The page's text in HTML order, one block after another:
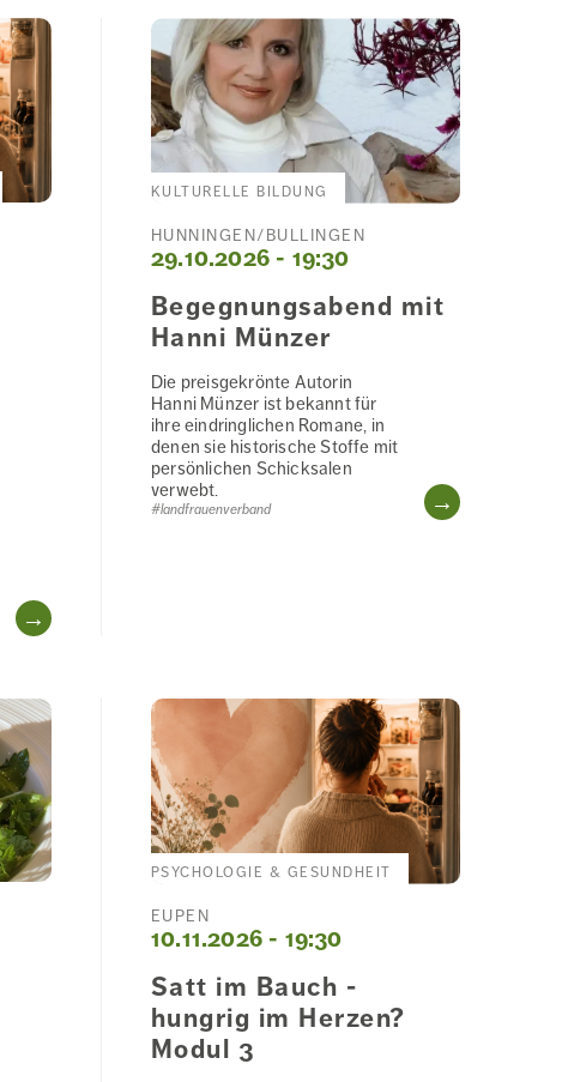
KULTURELLE BILDUNG
HÜNNINGEN/BÜLLINGEN
29.10.2026 - 19:30
Begegnungsabend mit
Hanni Münzer
Die preisgekrönte Autorin
Hanni Münzer ist bekannt für
ihre eindringlichen Romane, in
denen sie historische Stoffe mit
persönlichen Schicksalen
verwebt.
#landfrauenverband
PSYCHOLOGIE & GESUNDHEIT
EUPEN
10.11.2026 - 19:30
Satt im Bauch -
hungrig im Herzen?
Modul 3